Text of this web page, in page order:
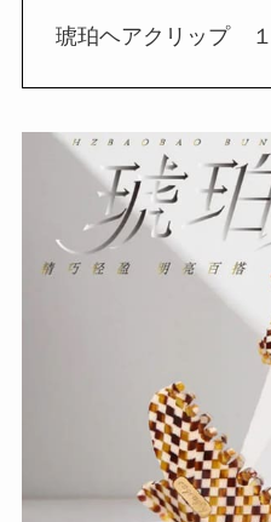
琥珀ヘアクリップ